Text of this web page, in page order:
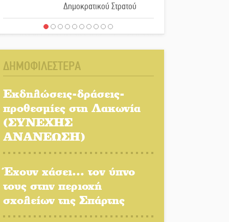
Δημοκρατικού Στρατού
«Στέγνωσε» από νερό πάνω
Άγρυπνος φρουρός 2
στις Αιγιές
ΔΥΠΑ: Επιπλέον 8.000
επιδοτούμενες θέσεις στο
Μισθός: Το στοίχημα των
1.500 ευρώ
ΔΗΜΟΦΙΛΕΣΤΕΡΑ
Εκδηλώσεις-δράσεις-
προθεσμίες στη Λακωνία
(ΣΥΝΕΧΗΣ
ΑΝΑΝΕΩΣΗ)
Έχουν χάσει... τον ύπνο
τους στην περιοχή
σχολείων της Σπάρτης